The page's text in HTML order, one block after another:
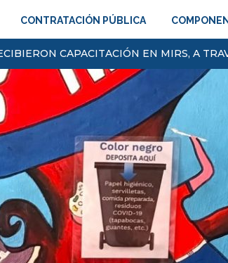
CONTRATACIÓN PÚBLICA
CAPACITACIÓN EN MIRS, A